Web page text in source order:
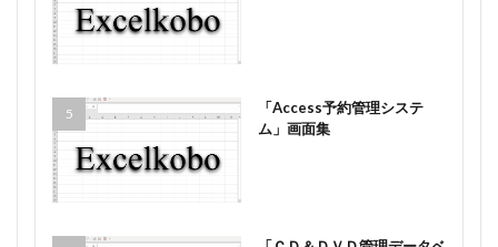
「Access予約管理システ
ム」画面集